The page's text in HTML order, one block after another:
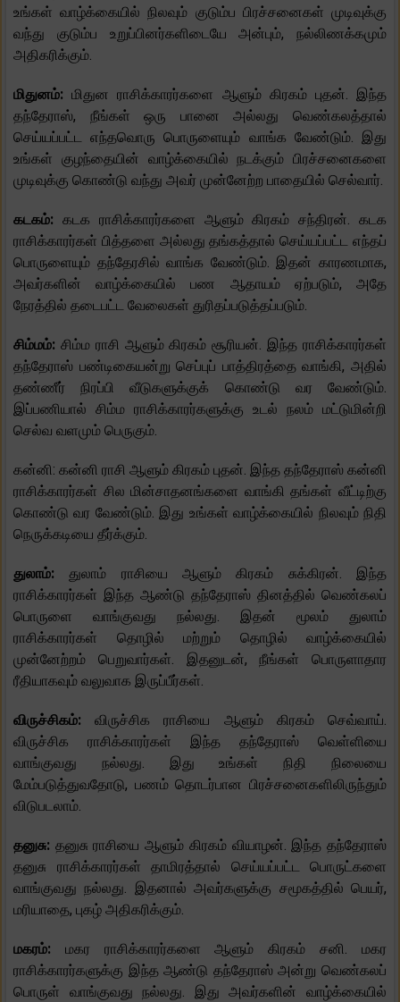
உங்கள் வாழ்க்கையில் நிலவும் குடும்ப பிரச்சனைகள் முடிவுக்கு
வந்து குடும்ப உறுப்பினர்களிடையே அன்பும், நல்லிணக்கமும்
அதிகரிக்கும்.
மிதுனம்: மிதுன ராசிக்காரர்களை ஆளும் கிரகம் புதன். இந்த
தந்தேராஸ், நீங்கள் ஒரு பானை அல்லது வெண்கலத்தால்
செய்யப்பட்ட எந்தவொரு பொருளையும் வாங்க வேண்டும். இது
உங்கள் குழந்தையின் வாழ்க்கையில் நடக்கும் பிரச்சனைகளை
முடிவுக்கு கொண்டு வந்து அவர் முன்னேற்ற பாதையில் செல்வார்.
கடகம்: கடக ராசிக்காரர்களை ஆளும் கிரகம் சந்திரன். கடக
ராசிக்காரர்கள் பித்தளை அல்லது தங்கத்தால் செய்யப்பட்ட எந்தப்
பொருளையும் தந்தேரசில் வாங்க வேண்டும். இதன் காரணமாக,
அவர்களின் வாழ்க்கையில் பண ஆதாயம் ஏற்படும், அதே
நேரத்தில் தடைபட்ட வேலைகள் துரிதப்படுத்தப்படும்.
சிம்மம்: சிம்ம ராசி ஆளும் கிரகம் சூரியன். இந்த ராசிக்காரர்கள்
தந்தேராஸ் பண்டிகையன்று செப்புப் பாத்திரத்தை வாங்கி, அதில்
தண்ணீர் நிரப்பி வீடுகளுக்குக் கொண்டு வர வேண்டும்.
இப்பணியால் சிம்ம ராசிக்காரர்களுக்கு உடல் நலம் மட்டுமின்றி
செல்வ வளமும் பெருகும்.
கன்னி: கன்னி ராசி ஆளும் கிரகம் புதன். இந்த தந்தேராஸ் கன்னி
ராசிக்காரர்கள் சில மின்சாதனங்களை வாங்கி தங்கள் வீட்டிற்கு
கொண்டு வர வேண்டும். இது உங்கள் வாழ்க்கையில் நிலவும் நிதி
நெருக்கடியை தீர்க்கும்.
துலாம்: துலாம் ராசியை ஆளும் கிரகம் சுக்கிரன். இந்த
ராசிக்காரர்கள் இந்த ஆண்டு தந்தேராஸ் தினத்தில் வெண்கலப்
பொருளை வாங்குவது நல்லது. இதன் மூலம் துலாம்
ராசிக்காரர்கள் தொழில் மற்றும் தொழில் வாழ்க்கையில்
முன்னேற்றம் பெறுவார்கள். இதனுடன், நீங்கள் பொருளாதார
ரீதியாகவும் வலுவாக இருப்பீர்கள்.
விருச்சிகம்: விருச்சிக ராசியை ஆளும் கிரகம் செவ்வாய்.
விருச்சிக ராசிக்காரர்கள் இந்த தந்தேராஸ் வெள்ளியை
வாங்குவது நல்லது. இது உங்கள் நிதி நிலையை
மேம்படுத்துவதோடு, பணம் தொடர்பான பிரச்சனைகளிலிருந்தும்
விடுபடலாம்.
தனுசு: தனுசு ராசியை ஆளும் கிரகம் வியாழன். இந்த தந்தேராஸ்
தனுசு ராசிக்காரர்கள் தாமிரத்தால் செய்யப்பட்ட பொருட்களை
வாங்குவது நல்லது. இதனால் அவர்களுக்கு சமூகத்தில் பெயர்,
மரியாதை, புகழ் அதிகரிக்கும்.
மகரம்: மகர ராசிக்காரர்களை ஆளும் கிரகம் சனி. மகர
ராசிக்காரர்களுக்கு இந்த ஆண்டு தந்தேராஸ் அன்று வெண்கலப்
பொருள் வாங்குவது நல்லது. இது அவர்களின் வாழ்க்கையில்